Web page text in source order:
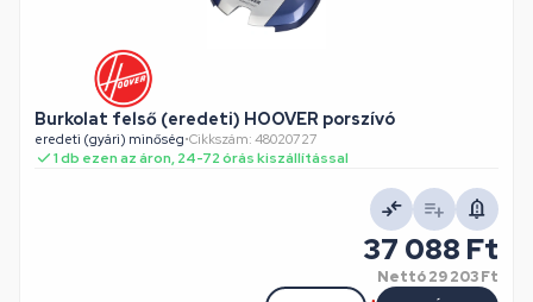
Burkolat felső (eredeti) HOOVER porszívó
eredeti (gyári) minőség•Cikkszám: 48020727
1 db ezen az áron, 24-72 órás kiszállítással
37 088 Ft
Nettó29 203 Ft